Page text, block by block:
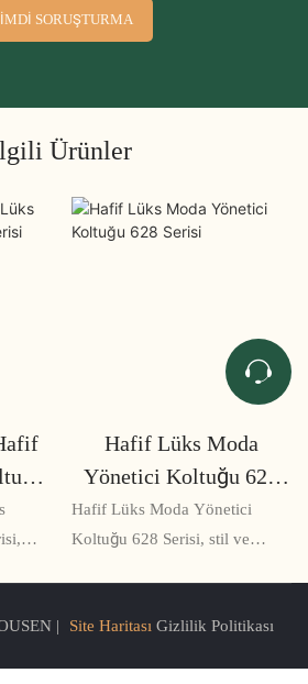
SORUŞTURMA
Ürünler
ve
Hafif Lüks Moda
Yönetici Koltuğu 628
Serisi
Hafif Lüks Moda Yönetici
Koltuğu 628 Serisi, stil ve
koltuğudur. Sandalye, uzun
| Site HaritasıGizlilik Politikası